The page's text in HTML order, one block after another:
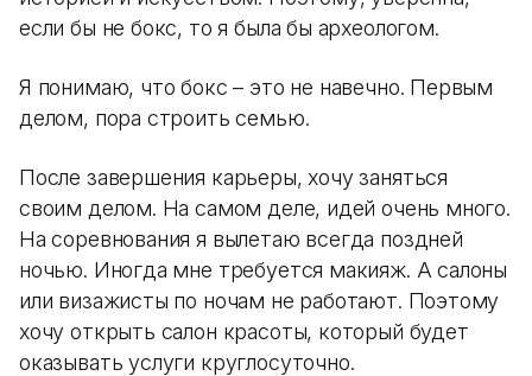
если бы не бокс, то я была бы археологом.
Я понимаю, что бокс – это не навечно. Первым
делом, пора строить семью.
После завершения карьеры, хочу заняться
своим делом. На самом деле, идей очень много.
На соревнования я вылетаю всегда поздней
ночью. Иногда мне требуется макияж. А салоны
или визажисты по ночам не работают. Поэтому
хочу открыть салон красоты, который будет
оказывать услуги круглосуточно.